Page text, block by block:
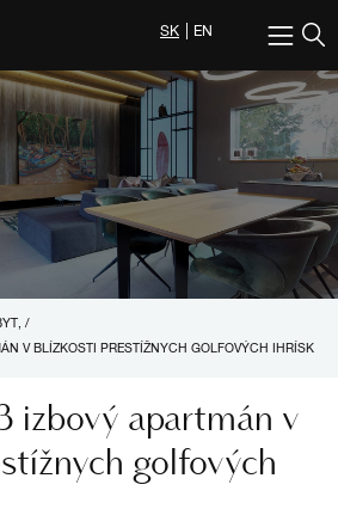
SK EN
/
V BLÍZKOSTI PRESTÍŽNYCH GOLFOVÝCH IHRÍSK
izbový apartmán v
golfových